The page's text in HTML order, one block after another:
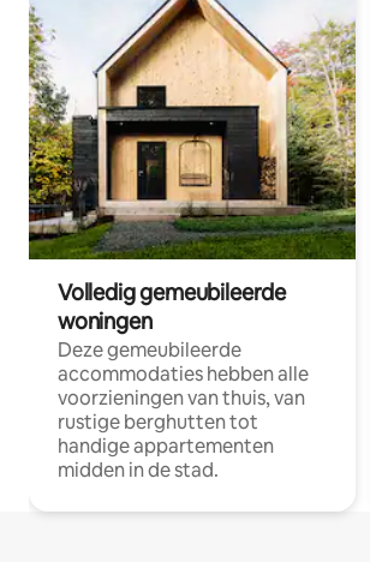
Volledig gemeubileerde
woningen
Deze gemeubileerde
accommodaties hebben alle
voorzieningen van thuis, van
rustige berghutten tot
handige appartementen
midden in de stad.